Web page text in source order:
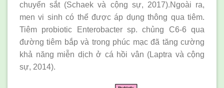
chuyển sắt (Schaek và cộng sự, 2017).Ngoài ra,
men vi sinh có thể được áp dụng thông qua tiêm.
Tiêm probiotic Enterobacter sp. chủng C6-6 qua
đường tiêm bắp và trong phúc mạc đã tăng cường
khả năng miễn dịch ở cá hồi vân (Laptra và cộng
sự, 2014).